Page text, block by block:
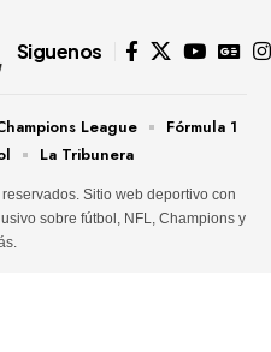
Siguenos
Sitio web deportivo con
sobre fútbol, NFL, Champions y
League
Fórmula 1
La Tribunera